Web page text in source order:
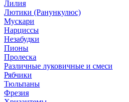
Лилия
Лютики (Ранункулюс)
Мускари
Нарцисcы
Незабудки
Пионы
Пролеска
Различные луковичные и смеси
Рябчики
Тюльпаны
Фрезия